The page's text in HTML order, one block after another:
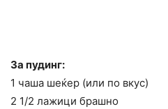
За пудинг:
1 чаша шеќер (или по вкус)
2 1/2 лажици брашно